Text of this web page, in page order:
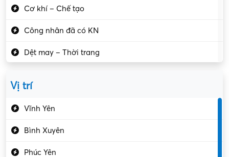
Cơ khí – Chế tạo
Công nhân đã có KN
Dệt may – Thời trang
Vị trí
Vĩnh Yên
Bình Xuyên
Phúc Yên